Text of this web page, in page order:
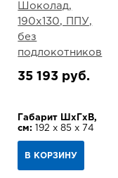
Шоколад,
190х130, ППУ,
без
подлокотников
35 193 руб.
Габарит ШхГхВ,
см:
192 х 85 х 74
В КОРЗИНУ